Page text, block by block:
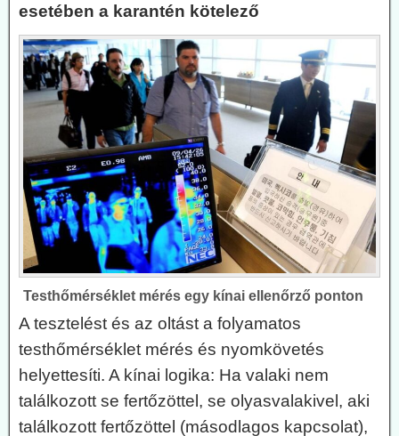
esetében a karantén kötelező
Testhőmérséklet mérés egy kínai ellenőrző ponton
A tesztelést és az oltást a folyamatos
testhőmérséklet mérés és nyomkövetés
helyettesíti. A kínai logika: Ha valaki nem
találkozott se fertőzöttel, se olyasvalakivel, aki
találkozott fertőzöttel (másodlagos kapcsolat),